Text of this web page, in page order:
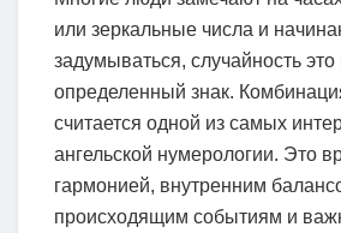
или зеркальные числа и
задумываться, случайность это
определенный знак.
считается одной из самых
ангельской нумерологии. Это
гармонией, внутренним
происходящим событиям и